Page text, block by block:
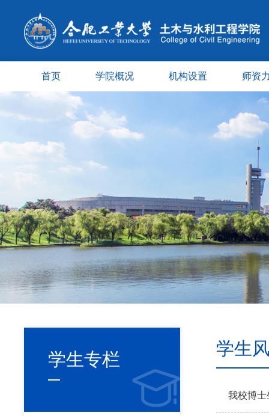
首页 学院概况 机构设置 师资
学生专栏
学生
我校博士